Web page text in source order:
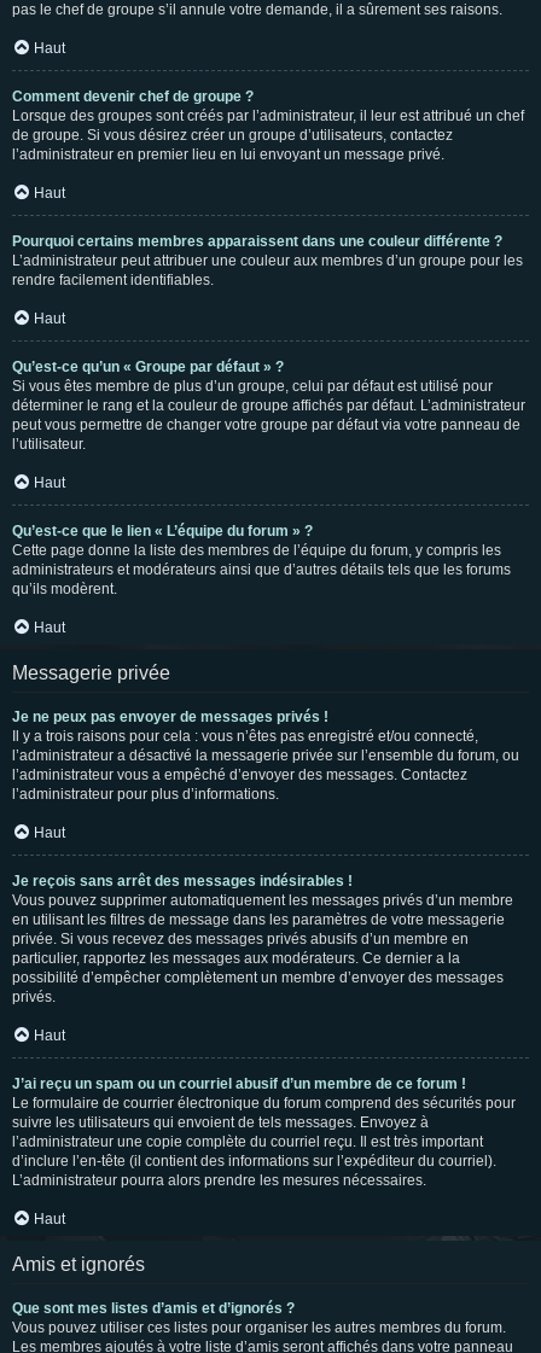
pas le chef de groupe s’il annule votre demande, il a sûrement ses raisons.
Haut
Comment devenir chef de groupe ?
Lorsque des groupes sont créés par l’administrateur, il leur est attribué un chef
de groupe. Si vous désirez créer un groupe d’utilisateurs, contactez
l’administrateur en premier lieu en lui envoyant un message privé.
Haut
Pourquoi certains membres apparaissent dans une couleur différente ?
L’administrateur peut attribuer une couleur aux membres d’un groupe pour les
rendre facilement identifiables.
Haut
Qu’est-ce qu’un « Groupe par défaut » ?
Si vous êtes membre de plus d’un groupe, celui par défaut est utilisé pour
déterminer le rang et la couleur de groupe affichés par défaut. L’administrateur
peut vous permettre de changer votre groupe par défaut via votre panneau de
l’utilisateur.
Haut
Qu’est-ce que le lien « L’équipe du forum » ?
Cette page donne la liste des membres de l’équipe du forum, y compris les
administrateurs et modérateurs ainsi que d’autres détails tels que les forums
qu’ils modèrent.
Haut
Messagerie privée
Je ne peux pas envoyer de messages privés !
Il y a trois raisons pour cela : vous n’êtes pas enregistré et/ou connecté,
l’administrateur a désactivé la messagerie privée sur l’ensemble du forum, ou
l’administrateur vous a empêché d’envoyer des messages. Contactez
l’administrateur pour plus d’informations.
Haut
Je reçois sans arrêt des messages indésirables !
Vous pouvez supprimer automatiquement les messages privés d’un membre
en utilisant les filtres de message dans les paramètres de votre messagerie
privée. Si vous recevez des messages privés abusifs d’un membre en
particulier, rapportez les messages aux modérateurs. Ce dernier a la
possibilité d’empêcher complètement un membre d’envoyer des messages
privés.
Haut
J’ai reçu un spam ou un courriel abusif d’un membre de ce forum !
Le formulaire de courrier électronique du forum comprend des sécurités pour
suivre les utilisateurs qui envoient de tels messages. Envoyez à
l’administrateur une copie complète du courriel reçu. Il est très important
d’inclure l’en-tête (il contient des informations sur l’expéditeur du courriel).
L’administrateur pourra alors prendre les mesures nécessaires.
Haut
Amis et ignorés
Que sont mes listes d’amis et d’ignorés ?
Vous pouvez utiliser ces listes pour organiser les autres membres du forum.
Les membres ajoutés à votre liste d’amis seront affichés dans votre panneau